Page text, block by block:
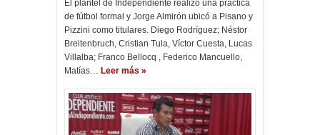
El plantel de Independiente realizó una práctica
de fútbol formal y Jorge Almirón ubicó a Pisano y
Pizzini como titulares. Diego Rodríguez; Néstor
Breitenbruch, Cristian Tula, Víctor Cuesta, Lucas
Villalba; Franco Bellocq , Federico Mancuello,
Matías… Leer más »